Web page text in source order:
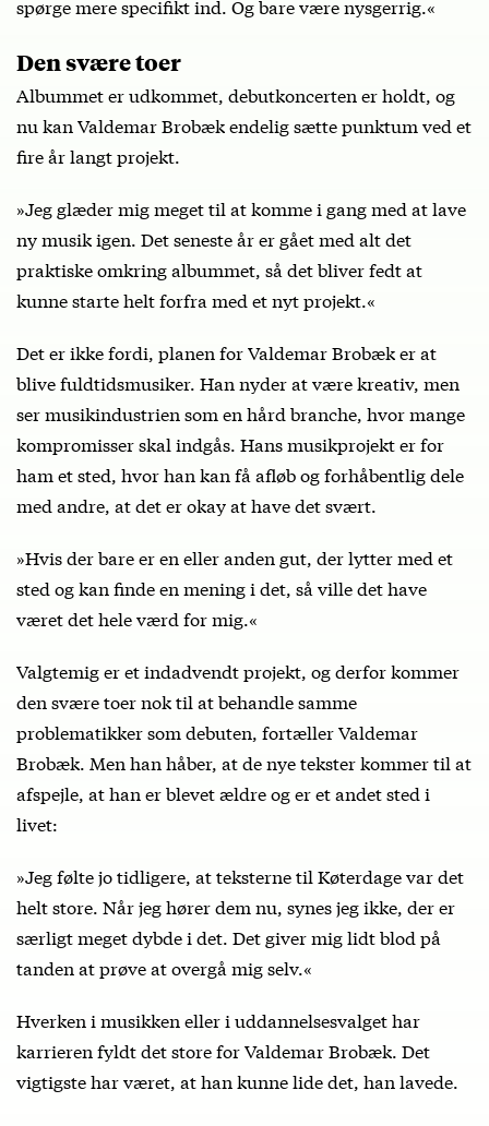
spørge mere specifikt ind. Og bare være nysgerrig.«
Den svære toer
Albummet er udkommet, debutkoncerten er holdt, og
nu kan Valdemar Brobæk endelig sætte punktum ved et
fire år langt projekt.
»Jeg glæder mig meget til at komme i gang med at lave
ny musik igen. Det seneste år er gået med alt det
praktiske omkring albummet, så det bliver fedt at
kunne starte helt forfra med et nyt projekt.«
Det er ikke fordi, planen for Valdemar Brobæk er at
blive fuldtidsmusiker. Han nyder at være kreativ, men
ser musikindustrien som en hård branche, hvor mange
kompromisser skal indgås. Hans musikprojekt er for
ham et sted, hvor han kan få afløb og forhåbentlig dele
med andre, at det er okay at have det svært.
»Hvis der bare er en eller anden gut, der lytter med et
sted og kan finde en mening i det, så ville det have
været det hele værd for mig.«
Valgtemig er et indadvendt projekt, og derfor kommer
den svære toer nok til at behandle samme
problematikker som debuten, fortæller Valdemar
Brobæk. Men han håber, at de nye tekster kommer til at
afspejle, at han er blevet ældre og er et andet sted i
livet:
»Jeg følte jo tidligere, at teksterne til Køterdage var det
helt store. Når jeg hører dem nu, synes jeg ikke, der er
særligt meget dybde i det. Det giver mig lidt blod på
tanden at prøve at overgå mig selv.«
Hverken i musikken eller i uddannelsesvalget har
karrieren fyldt det store for Valdemar Brobæk. Det
vigtigste har været, at han kunne lide det, han lavede.